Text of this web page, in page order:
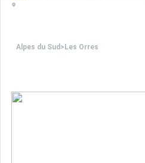
Alpes du Sud > Les Orres